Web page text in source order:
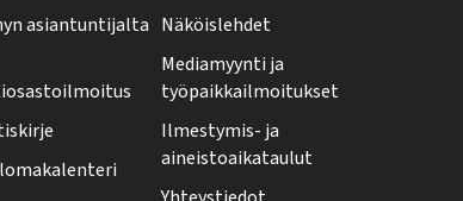
asiantuntijalta Näköislehdet
Mediamyynti ja
työpaikkailmoitukset
Ilmestymis- ja
aineistoaikataulut